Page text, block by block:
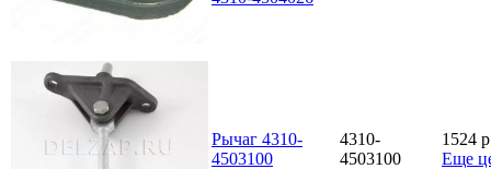
Рычаг 4310-
4503100
4310-
4503100
1524 p
Еще